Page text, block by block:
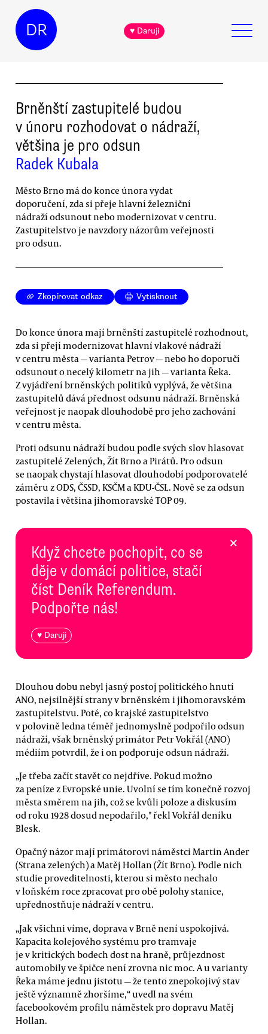
DR ♥ Daruji
Brněnští zastupitelé budou
v únoru rozhodovat o nádraží,
většina je pro odsun
Radek Kubala
Město Brno má do konce února vydat
doporučení, zda si přeje hlavní železniční
nádraží odsunout nebo modernizovat v centru.
Zastupitelstvo je navzdory názorům veřejnosti
pro odsun.
Zkopírovat odkaz Vytisknout
Do konce února mají brněnští zastupitelé rozhodnout,
zda si přejí modernizovat hlavní vlakové nádraží
v centru města — varianta Petrov — nebo ho doporučí
odsunout o necelý kilometr na jih — varianta Řeka.
Z vyjádření brněnských politiků vyplývá, že většina
zastupitelů dává přednost odsunu nádraží. Brněnská
veřejnost je naopak dlouhodobě pro jeho zachování
v centru města.
Proti odsunu nádraží budou podle svých slov hlasovat
zastupitelé Zelených, Žít Brno a Pirátů. Pro odsun
se naopak chystají hlasovat dlouhodobí podporovatelé
záměru z ODS, ČSSD, KSČM a KDU-ČSL. Nově se za odsun
postavila i většina jihomoravské TOP 09.
Když chcete pochopit, co se
děje v domácí politice, stačí
číst Deník Referendum.
Podpořte nás!
♥ Daruji
×
Dlouhou dobu nebyl jasný postoj politického hnutí
ANO, nejsilnější strany v brněnském i jihomoravském
zastupitelstvu. Poté, co krajské zastupitelstvo
v polovině ledna téměř jednomyslně podpořilo odsun
nádraží, však brněnský primátor Petr Vokřál (ANO)
médiím potvrdil, že i on podporuje odsun nádraží.
„Je třeba začít stavět co nejdříve. Pokud možno
za peníze z Evropské unie. Uvolní se tím konečně rozvoj
města směrem na jih, což se kvůli poloze a diskusím
od roku 1928 dosud nepodařilo," řekl Vokřál deníku
Blesk.
Opačný názor mají primátorovi náměstci Martin Ander
(Strana zelených) a Matěj Hollan (Žít Brno). Podle nich
studie proveditelnosti, kterou si město nechalo
v loňském roce zpracovat pro obě polohy stanice,
upřednostňuje nádraží v centru.
„Jak všichni víme, doprava v Brně není uspokojivá.
Kapacita kolejového systému pro tramvaje
je v kritických bodech dost na hraně, průjezdnost
automobily ve špičce není zrovna nic moc. A u varianty
Řeka máme jednu jistotu — že tento znepokojivý stav
ještě významně zhoršíme,“ uvedl na svém
facebookovém profilu náměstek pro dopravu Matěj
Hollan.